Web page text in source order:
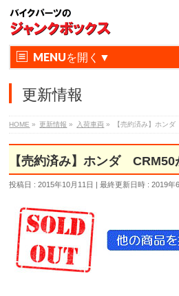
MENU
更新情報
HOME » 更新情報 » 入荷車両 » 【売約済み】ホン
【売約済み】ホンダ CRM50
投稿日 : 2015年10月11日 最終更新日時 : 2019年